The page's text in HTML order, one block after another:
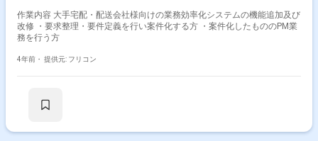
作業内容 大手宅配・配送会社様向けの業務効率化システムの機能追加及び
改修 ・要求整理・要件定義を行い案件化する方 ・案件化したもののPM業
務を行う方
4年前・ 提供元: フリコン